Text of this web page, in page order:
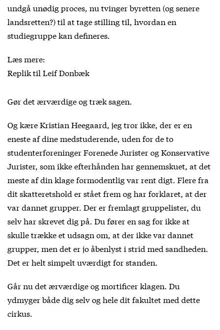
undgå unødig proces, nu tvinger byretten (og senere
landsretten?) til at tage stilling til, hvordan en
studiegruppe kan defineres.
Læs mere:
Replik til Leif Donbæk
Gør det ærværdige og træk sagen.
Og kære Kristian Heegaard, jeg tror ikke, der er en
eneste af dine medstuderende, uden for de to
studenterforeninger Forenede Jurister og Konservative
Jurister, som ikke efterhånden har gennemskuet, at det
meste af din klage formodentlig var rent digt. Flere fra
dit skatteretshold er stået frem og har forklaret, at der
var dannet grupper. Der er fremlagt gruppelister, du
selv har skrevet dig på. Du fører en sag for ikke at
skulle trække et udsagn om, at der ikke var dannet
grupper, men det er jo åbenlyst i strid med sandheden.
Det er helt simpelt uværdigt for standen.
Går nu det ærværdige og mortificer klagen. Du
ydmyger både dig selv og hele dit fakultet med dette
cirkus.